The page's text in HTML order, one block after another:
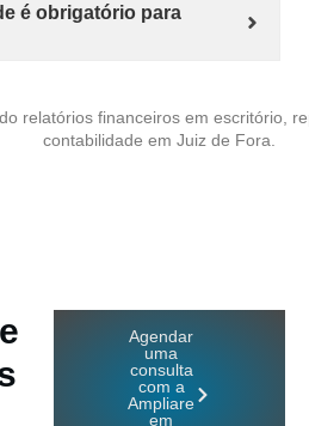
é obrigatório para
Agendar
uma
consulta
com a
Ampliare
em